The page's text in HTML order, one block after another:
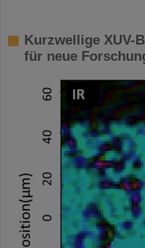
Kurzwellige XUV-
für neue